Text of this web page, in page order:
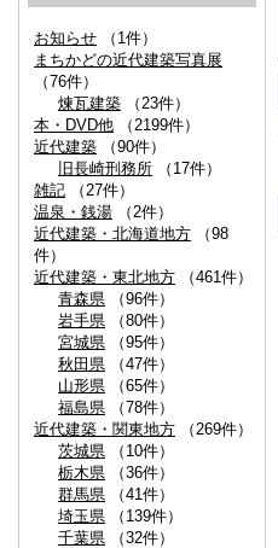
お知らせ （1件）
まちかどの近代建築写真展
（76件）
煉瓦建築 （23件）
本・DVD他 （2199件）
近代建築 （90件）
旧長崎刑務所 （17件）
雑記 （27件）
温泉・銭湯 （2件）
近代建築・北海道地方 （98
件）
近代建築・東北地方 （461件）
青森県 （96件）
岩手県 （80件）
宮城県 （95件）
秋田県 （47件）
山形県 （65件）
福島県 （78件）
近代建築・関東地方 （269件）
茨城県 （10件）
栃木県 （36件）
群馬県 （41件）
埼玉県 （139件）
千葉県 （32件）